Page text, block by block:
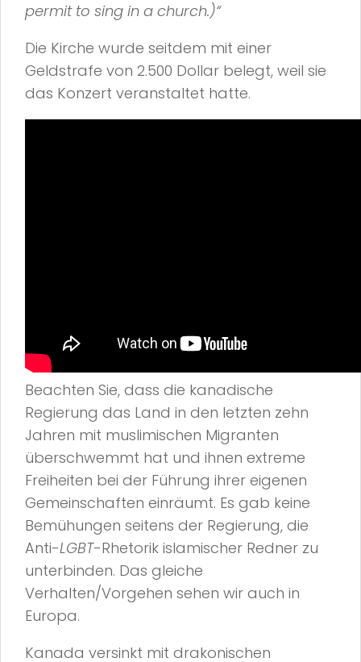
permit to sing in a church.)“
Die Kirche wurde seitdem mit einer
Geldstrafe von 2.500 Dollar belegt, weil sie
das Konzert veranstaltet hatte.
Beachten Sie, dass die kanadische
Regierung das Land in den letzten zehn
Jahren mit muslimischen Migranten
überschwemmt hat und ihnen extreme
Freiheiten bei der Führung ihrer eigenen
Gemeinschaften einräumt. Es gab keine
Bemühungen seitens der Regierung, die
Anti-LGBT-Rhetorik islamischer Redner zu
unterbinden. Das gleiche
Verhalten/Vorgehen sehen wir auch in
Europa.
Kanada versinkt mit drakonischen